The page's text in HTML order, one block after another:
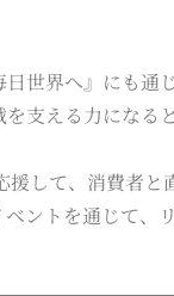
世界へ』にも通
支える力になる
して、消費者と
ントを通じて、